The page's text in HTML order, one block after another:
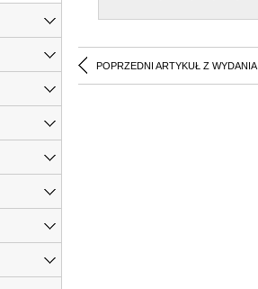
POPRZEDNI ARTYKUŁ Z WYDANIA